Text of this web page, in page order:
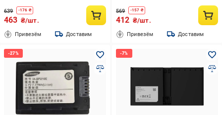
639 -176 ₴
463 ₴/шт.
Привезём Доставим
569 -157 ₴
412 ₴/шт.
Привезём Доставим